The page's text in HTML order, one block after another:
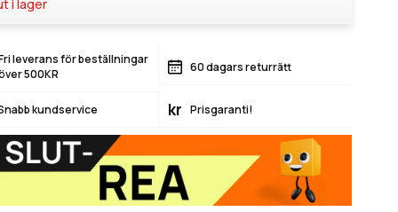
i lager
leverans för beställningar
500KR
60 dagars returrätt
kundservice kr Prisgaranti!